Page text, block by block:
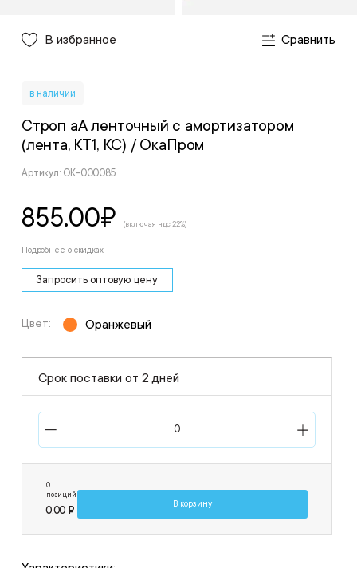
В избранное Сравнить
в наличии
Строп аА ленточный с амортизатором
(лента, КТ1, КС) / ОкаПром
Артикул: ОК-000085
855.00₽ (включая ндс 22%)
Подробнее о скидках
Запросить оптовую цену
Цвет: Оранжевый
Срок поставки от 2 дней
0
позиций
0,00 ₽
В корзину